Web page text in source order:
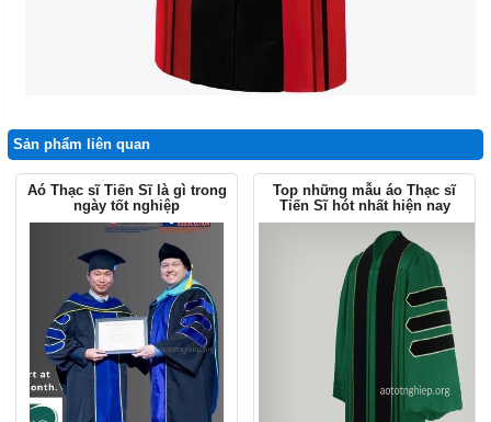
Sản phẩm liên quan
Aó Thạc sĩ Tiến Sĩ là gì trong
ngày tốt nghiệp
Top những mẫu áo Thạc sĩ
Tiến Sĩ hót nhất hiện nay